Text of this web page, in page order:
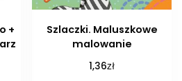
+
Szlaczki. Maluszkowe
malowanie
1,36zł